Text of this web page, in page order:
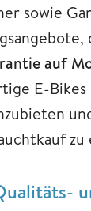
sowie
auf
E-